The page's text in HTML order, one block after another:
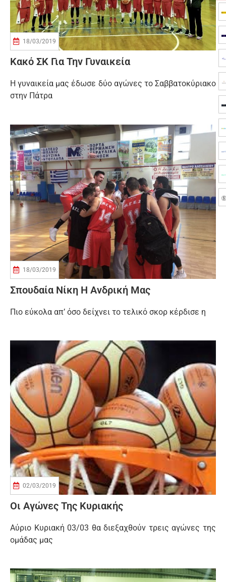
18/03/2019
Κακό ΣΚ Για Την Γυναικεία
Η γυναικεία μας έδωσε δύο αγώνες το Σαββατοκύριακο
στην Πάτρα
18/03/2019
Σπουδαία Νίκη Η Ανδρική Μας
Πιο εύκολα απ’ όσο δείχνει το τελικό σκορ κέρδισε η
02/03/2019
Οι Αγώνες Της Κυριακής
Αύριο Κυριακή 03/03 θα διεξαχθούν τρεις αγώνες της
ομάδας μας